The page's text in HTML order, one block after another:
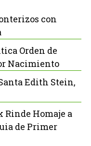
con
Orden de
Nacimiento
Edith Stein,
Rinde Homaje a
de Primer